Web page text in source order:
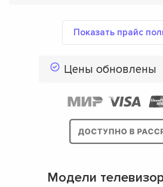
Показать прайс
Цены обновлены
Модели